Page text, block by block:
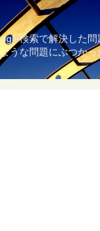
検索で解決し
うな問題にぶつかっ